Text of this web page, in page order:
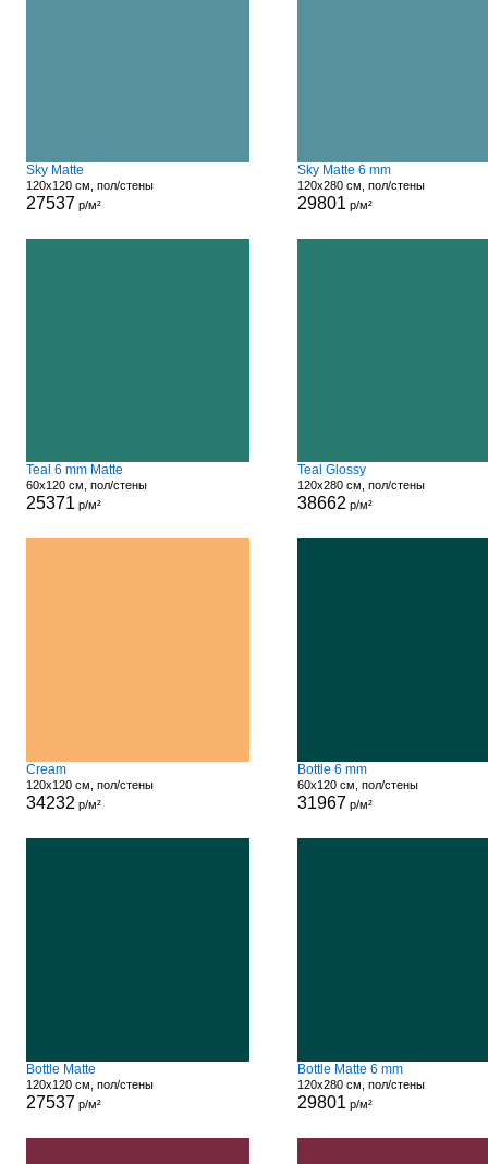
Sky Matte
120x120 см, пол/стены
27537 р/м²
Sky Matte 6 mm
120x280 см, пол/стены
29801 р/м²
Teal 6 mm Matte
60x120 см, пол/стены
25371 р/м²
Teal Glossy
120x280 см, пол/стены
38662 р/м²
Cream
120x120 см, пол/стены
34232 р/м²
Bottle 6 mm
60x120 см, пол/стены
31967 р/м²
Bottle Matte
120x120 см, пол/стены
27537 р/м²
Bottle Matte 6 mm
120x280 см, пол/стены
29801 р/м²